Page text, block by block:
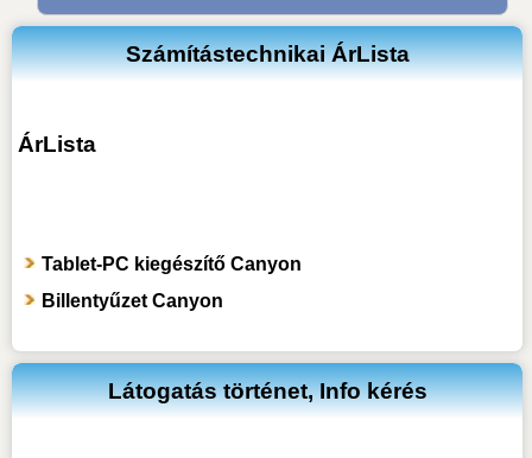
Számítástechnikai ÁrLista
ÁrLista
Tablet-PC kiegészítő Canyon
Billentyűzet Canyon
Látogatás történet, Info kérés